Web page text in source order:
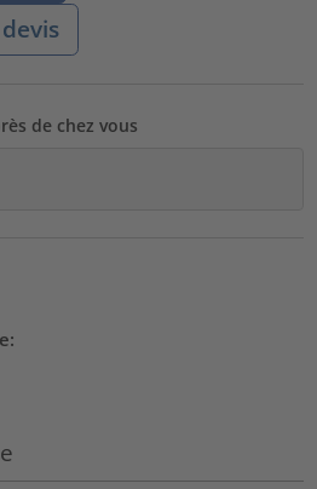
de chez vous